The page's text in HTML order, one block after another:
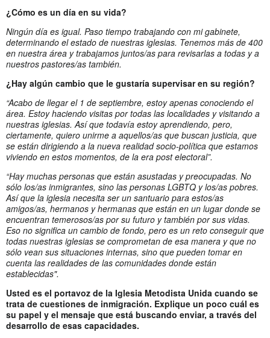
¿Cómo es un día en su vida?
Ningún día es igual. Paso tiempo trabajando con mi gabinete,
determinando el estado de nuestras iglesias. Tenemos más de 400
en nuestra área y trabajamos juntos/as para revisarlas a todas y a
nuestros pastores/as también.
¿Hay algún cambio que le gustaría supervisar en su región?
“Acabo de llegar el 1 de septiembre, estoy apenas conociendo el
área. Estoy haciendo visitas por todas las localidades y visitando a
nuestras iglesias. Así que todavía estoy aprendiendo, pero,
ciertamente, quiero unirme a aquellos/as que buscan justicia, que
se están dirigiendo a la nueva realidad socio-política que estamos
viviendo en estos momentos, de la era post electoral”.
“Hay muchas personas que están asustadas y preocupadas. No
sólo los/as inmigrantes, sino las personas LGBTQ y los/as pobres.
Así que la iglesia necesita ser un santuario para estos/as
amigos/as, hermanos y hermanas que están en un lugar donde se
encuentran temerosos/as por su futuro y también por sus vidas.
Eso no significa un cambio de fondo, pero es un reto conseguir que
todas nuestras iglesias se comprometan de esa manera y que no
sólo vean sus situaciones internas, sino que pueden tomar en
cuenta las realidades de las comunidades donde están
establecidas".
Usted es el portavoz de la Iglesia Metodista Unida cuando se
trata de cuestiones de inmigración. Explique un poco cuál es
su papel y el mensaje que está buscando enviar, a través del
desarrollo de esas capacidades.